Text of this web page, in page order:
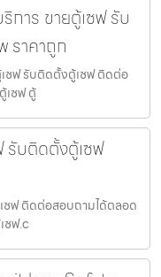
การ ขายตู้เซฟ รับ
ราคาถูก
เซฟ รับติดตั้งตู้เซฟ ติดต่อ
เซฟ ตู้
รับติดตั้งตู้เซฟ
ซฟ ติดต่อสอบถามได้ตลอด
ซฟ.c